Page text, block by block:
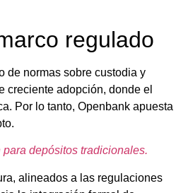
regulado
de normas sobre custodia y
creciente adopción, donde el
Por lo tanto, Openbank apuesta
depósitos tradicionales.
alineados a las regulaciones